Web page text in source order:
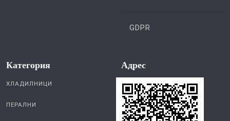
GDPR
Категория
ХЛАДИЛНИЦИ
ПЕРАЛНИ
Aдрес